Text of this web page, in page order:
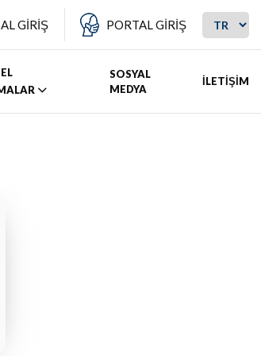
GİRİŞ PORTAL GİRİŞ
SOSYAL
MEDYA
İLETİŞİM